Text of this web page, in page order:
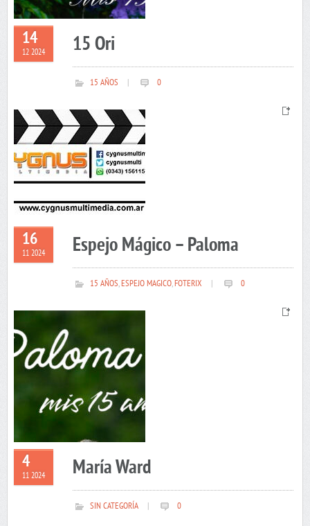
14
12 2024 15 Ori
15 AÑOS 0
16
11 2024 Espejo Mágico – Paloma
15 AÑOS,ESPEJO MAGICO,FOTERIX 0
4
11 2024 María Ward
SIN CATEGORÍA 0